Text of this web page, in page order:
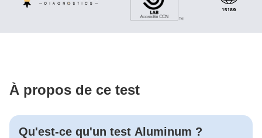
À propos de ce test
Qu'est-ce qu'un test Aluminum ?